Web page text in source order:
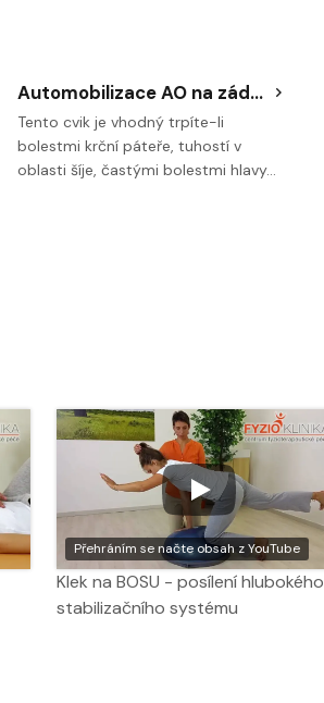
Automobilizace AO na zádech na overballu
Tento cvik je vhodný trpíte-li
bolestmi krční páteře, tuhostí v
oblasti šíje, častými bolestmi hlavy…
Přehráním se načte obsah z YouTube
Klek na BOSU - posílení hlubokého
stabilizačního systému